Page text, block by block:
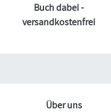
Buch dabei -
versandkostenfrei
Über uns